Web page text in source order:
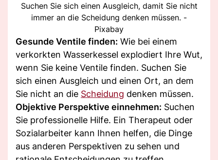
Suchen Sie sich einen Ausgleich, damit Sie nicht
immer an die Scheidung denken müssen. -
Pixabay
Gesunde Ventile finden: Wie bei einem
verkorkten Wasserkessel explodiert Ihre Wut,
wenn Sie keine Ventile finden. Suchen Sie
sich einen Ausgleich und einen Ort, an dem
Sie nicht an die Scheidung denken müssen.
Objektive Perspektive einnehmen: Suchen
Sie professionelle Hilfe. Ein Therapeut oder
Sozialarbeiter kann Ihnen helfen, die Dinge
aus anderen Perspektiven zu sehen und